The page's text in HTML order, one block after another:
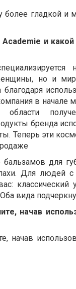
гладкой и
и
но и
благодаря
в начале
бренда
Теперь эти
для
Для людей с
классический
вида
начав
начав